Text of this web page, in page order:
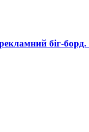
біг-